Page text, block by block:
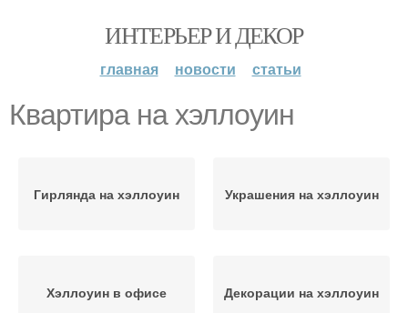
ИНТЕРЬЕР И ДЕКОР
главная новости статьи
Квартира на хэллоуин
Гирлянда на хэллоуин Украшения на хэллоуин
Хэллоуин в офисе Декорации на хэллоуин